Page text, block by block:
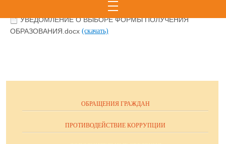
(скачать)
УВЕДОМЛЕНИЕ О ВЫБОРЕ ФОРМЫ ПОЛУЧЕНИЯ
ОБРАЗОВАНИЯ.docx (скачать)
ОБРАЩЕНИЯ ГРАЖДАН
ПРОТИВОДЕЙСТВИЕ КОРРУПЦИИ